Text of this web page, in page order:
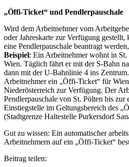
„Öffi-Ticket“ und Pendlerpauschale
Wird dem Arbeitnehmer vom
oder Jahreskarte zur Verfügung
eine Pendlerpauschale beantragt
Beispiel: Ein Arbeitnehmer wohnt in
Wien. Täglich fährt er mit der S-Bahn
dann mit der U-Bahnlinie 4 ins
Arbeitnehmer ein „Öffi-Ticket“ für
Niederösterreich zur Verfügung. Der
Pendlerpauschale von St. Pölten bis zur
Einstiegstelle im Geltungsbereich des
(Stadtgrenze Haltestelle Purkersdorf
Gut zu wissen: Ein automatischer
Arbeitnehmern auf ein „Öffi-Ticket“
Beitrag teilen: